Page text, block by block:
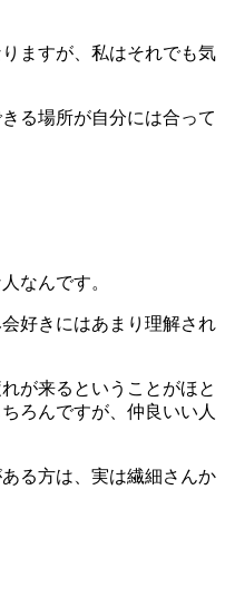
ますが、私はそれでも気
る場所が自分には合って
なんです。
好きにはあまり理解され
が来るということがほと
ろんですが、仲良いい人
る方は、実は繊細さんか